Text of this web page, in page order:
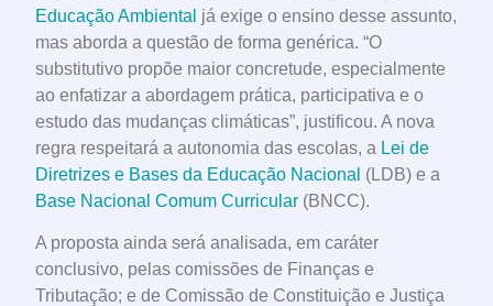
Educação Ambiental já exige o ensino desse assunto,
mas aborda a questão de forma genérica. “O
substitutivo propõe maior concretude, especialmente
ao enfatizar a abordagem prática, participativa e o
estudo das mudanças climáticas”, justificou. A nova
regra respeitará a autonomia das escolas, a Lei de
Diretrizes e Bases da Educação Nacional (LDB) e a
Base Nacional Comum Curricular (BNCC).
A proposta ainda será analisada, em caráter
conclusivo, pelas comissões de Finanças e
Tributação; e de Comissão de Constituição e Justiça